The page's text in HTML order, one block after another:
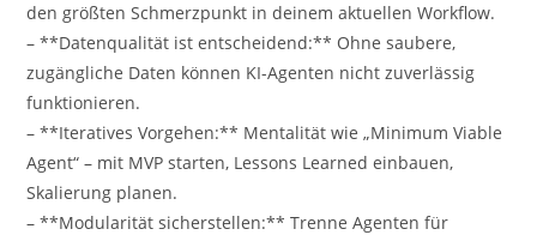
den größten Schmerzpunkt in deinem aktuellen Workflow.
– **Datenqualität ist entscheidend:** Ohne saubere,
zugängliche Daten können KI-Agenten nicht zuverlässig
funktionieren.
– **Iteratives Vorgehen:** Mentalität wie „Minimum Viable
Agent“ – mit MVP starten, Lessons Learned einbauen,
Skalierung planen.
– **Modularität sicherstellen:** Trenne Agenten für